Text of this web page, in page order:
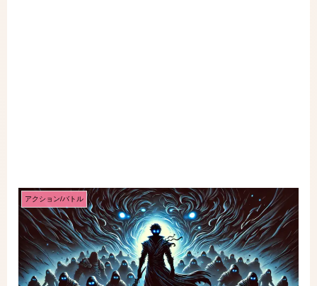
アクション/バトル